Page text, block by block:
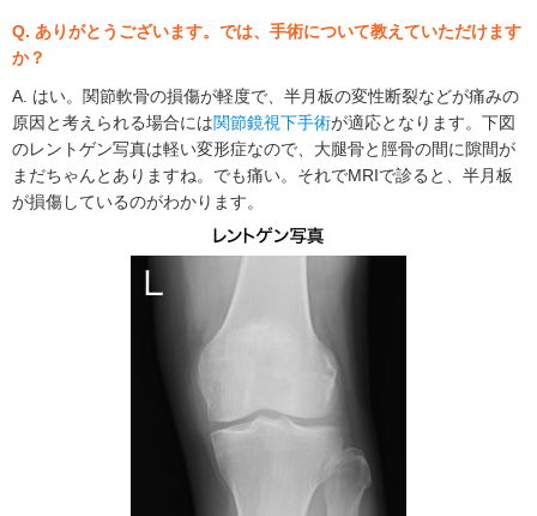
Q. ありがとうございます。では、手術について教えていただけます
か？
A. はい。関節軟骨の損傷が軽度で、半月板の変性断裂などが痛みの
原因と考えられる場合には関節鏡視下手術が適応となります。下図
のレントゲン写真は軽い変形症なので、大腿骨と脛骨の間に隙間が
まだちゃんとありますね。でも痛い。それでMRIで診ると、半月板
が損傷しているのがわかります。